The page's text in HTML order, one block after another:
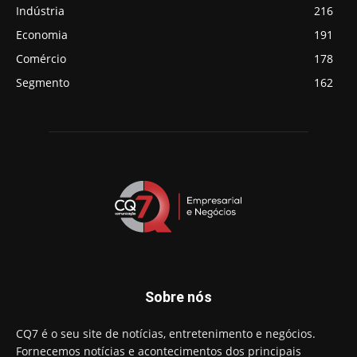
Indústria
216
Economia
191
Comércio
178
Segmento
162
Sobre nós
CQ7 é o seu site de notícias, entretenimento e negócios.
Fornecemos notícias e acontecimentos dos principais